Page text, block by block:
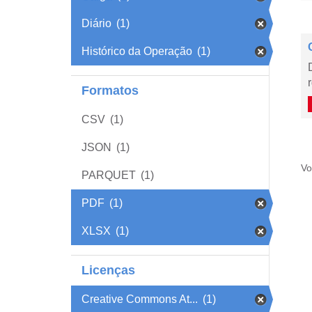
Diário (1)
Histórico da Operação (1)
Formatos
CSV (1)
JSON (1)
PARQUET (1)
PDF (1)
XLSX (1)
Licenças
Creative Commons At... (1)